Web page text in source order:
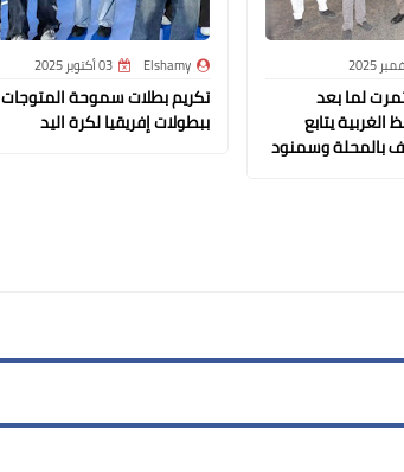
لما بعد
يتابع
بالمحلة وسمنود
Elshamy 03 أكتوبر 2025
تكريم بطلات سموحة المتوجات
ببطولات إفريقيا لكرة اليد
25 يناير 2022